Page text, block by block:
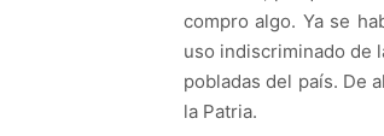
compro algo. Ya se
uso indiscriminado de
pobladas del país. De
la Patria.